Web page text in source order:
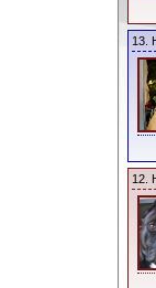
13.
12.